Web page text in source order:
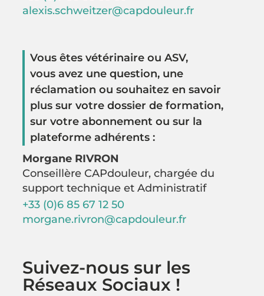
alexis.schweitzer@capdouleur.fr
Vous êtes vétérinaire ou ASV,
vous avez une question, une
réclamation ou souhaitez en savoir
plus sur votre dossier de formation,
sur votre abonnement ou sur la
plateforme adhérents :
Morgane RIVRON
Conseillère CAPdouleur, chargée du
support technique et Administratif
+33 (0)6 85 67 12 50
morgane.rivron@capdouleur.fr
Suivez-nous sur les
Réseaux Sociaux !